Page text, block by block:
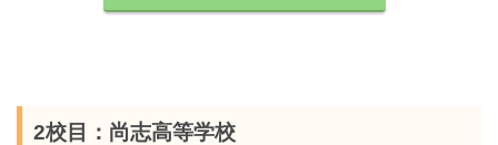
2校目：尚志高等学校